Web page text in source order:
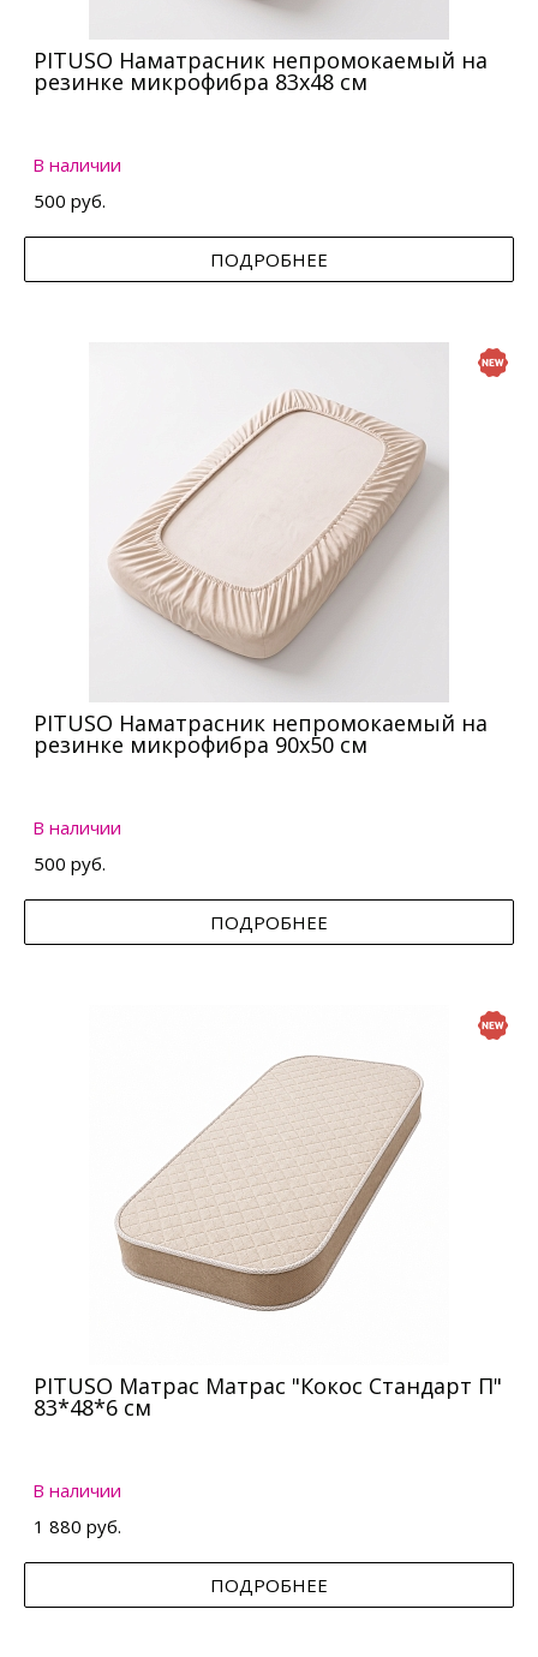
PITUSO Наматрасник непромокаемый на
резинке микрофибра 83х48 см
В наличии
500 руб.
ПОДРОБНЕЕ
PITUSO Наматрасник непромокаемый на
резинке микрофибра 90х50 см
В наличии
500 руб.
ПОДРОБНЕЕ
PITUSO Матрас Матрас "Кокос Стандарт П"
83*48*6 см
В наличии
1 880 руб.
ПОДРОБНЕЕ